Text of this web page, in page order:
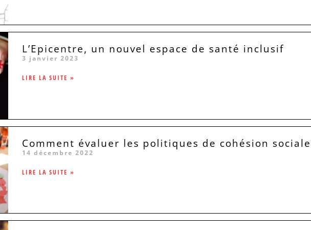
L’Epicentre, un nouvel espace de santé inclusif
3 janvier 2023
LIRE LA SUITE »
Comment évaluer les politiques de cohésion
14 décembre 2022
LIRE LA SUITE »